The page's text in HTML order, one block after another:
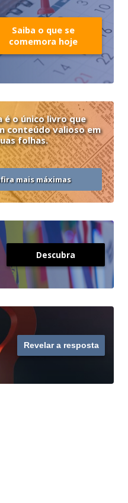
Saiba o que se
comemora hoje
é o único livro que
conteúdo valioso em
folhas.
mais máximas
Descubra
Revelar a resposta